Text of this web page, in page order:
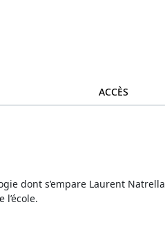
ACCÈS
dont s’empare Laurent Natrella